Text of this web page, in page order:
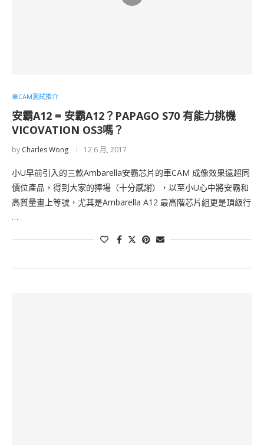
車CAM測試推介
安霸A12 = 安霸A12？PAPAGO S70 有能力挑機
VICOVATION OS3嗎？
by Charles Wong 12 6 月, 2017
小U早前引入的三款Ambarella安霸芯片的車CAM 成像效果遠超同
價位產品，得到大家的捧場（十分感謝），以至小U心中將安霸和
高質量畫上等號，尤其是Ambarella A12 最高階芯片組更是頂級行
…